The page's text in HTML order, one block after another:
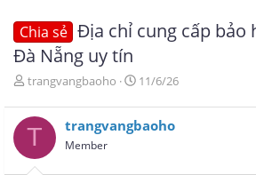
Chia sẻ Địa chỉ cung cấp bảo
Đà Nẵng uy tín
T
r
e
d
trangvangbaoho
N
à
y
11/6/26
T trangvangbaoho
Member